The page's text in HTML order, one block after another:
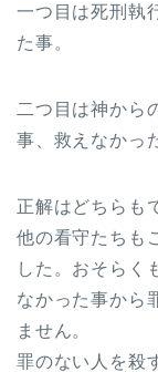
一つ目は死刑執
た事。
二つ目は神から
事、救えなかっ
正解はどちらも
他の看守たちも
した。おそらく
なかった事から
ません。
罪のない人を殺